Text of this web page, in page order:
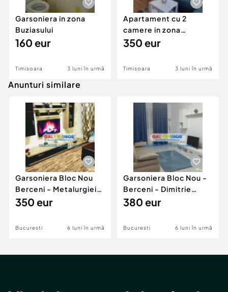
Garsoniera in zona
Buziasului
160 eur
Timisoara 3 luni în urmă
Apartament cu 2
camere in zona
Centrala
350 eur
Timisoara 3 luni în urmă
Anunturi similare
Garsoniera Bloc Nou
Berceni - Metalurgiei
Park - Postalionul
350 eur
Bucuresti 6 luni în urmă
Garsoniera Bloc Nou -
Berceni - Dimitrie
Leonida
380 eur
Bucuresti 6 luni în urmă